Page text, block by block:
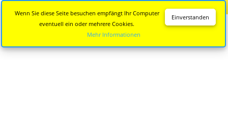
Einverstanden
Wenn Sie diese Seite besuchen empfängt Ihr Computer
eventuell ein oder mehrere Cookies.
Mehr Informationen